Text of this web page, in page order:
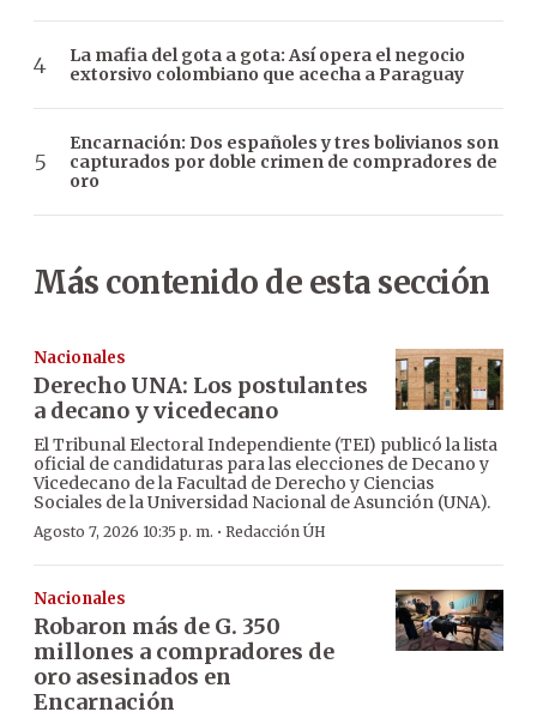
La mafia del gota a gota: Así opera el negocio
extorsivo colombiano que acecha a Paraguay
Encarnación: Dos españoles y tres bolivianos son
capturados por doble crimen de compradores de
oro
Más contenido de esta sección
Nacionales
Derecho UNA: Los postulantes
a decano y vicedecano
El Tribunal Electoral Independiente (TEI) publicó la lista
oficial de candidaturas para las elecciones de Decano y
Vicedecano de la Facultad de Derecho y Ciencias
Sociales de la Universidad Nacional de Asunción (UNA).
Agosto 7, 2026 10:35 p. m. · Redacción ÚH
Nacionales
Robaron más de G. 350
millones a compradores de
oro asesinados en
Encarnación